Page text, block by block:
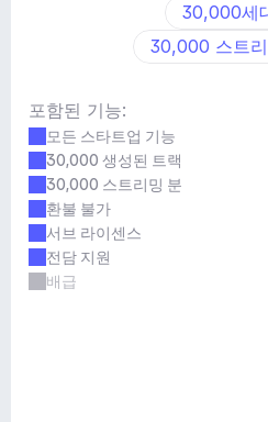
30,000세
30,000 스트
포함된 기능:
모든 스타트업 기능
30,000 생성된 트랙
30,000 스트리밍 분
환불 불가
서브 라이센스
전담 지원
배급